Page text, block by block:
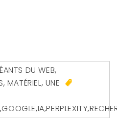
DU WEB,
, MATÉRIEL, UNE
,GOOGLE,IA,PERPLEXITY,